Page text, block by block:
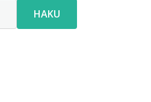
HAKU